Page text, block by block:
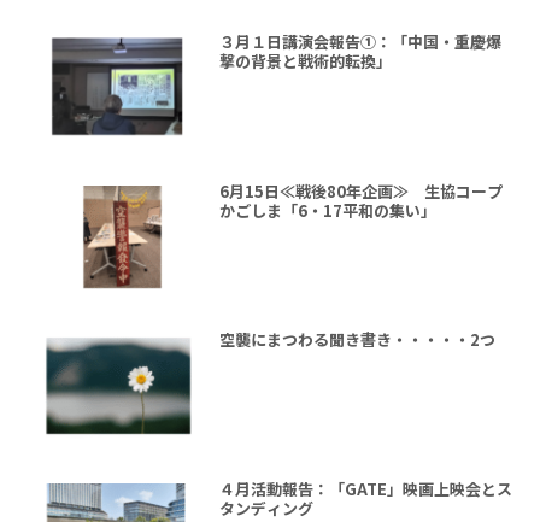
３月１日講演会報告①：「中国・重慶爆
撃の背景と戦術的転換」
6月15日≪戦後80年企画≫ 生協コープ
かごしま「6・17平和の集い」
空襲にまつわる聞き書き・・・・・2つ
４月活動報告：「GATE」映画上映会とス
タンディング